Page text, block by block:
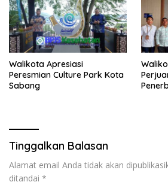
Walikota Apresiasi
Peresmian Culture Park Kota
Sabang
Tinggalkan Balasan
Alamat email Anda tidak akan
ditandai *